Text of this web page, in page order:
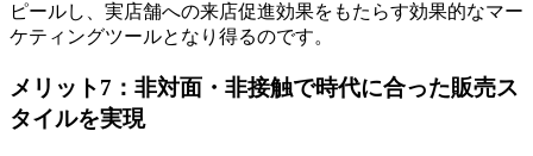
ピールし、実店舗への来店促進効果をもたらす効果的なマー
ケティングツールとなり得るのです。
メリット7：非対面・非接触で時代に合った販売ス
タイルを実現